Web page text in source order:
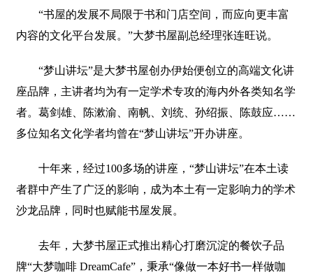
“书屋的发展不局限于书和门店空间，而应向更丰富
内容的文化平台发展。”大梦书屋副总经理张连旺说。
“梦山讲坛”是大梦书屋创办伊始便创立的高端文化讲
座品牌，主讲者均为有一定学术专攻的海内外各类知名学
者。葛剑雄、陈漱渝、南帆、刘统、孙绍振、陈鼓应……
多位知名文化学者均曾在“梦山讲坛”开办讲座。
十年来，经过100多场的讲座，“梦山讲坛”在本土读
者群中产生了广泛的影响，成为本土有一定影响力的学术
沙龙品牌，同时也赋能书屋发展。
去年，大梦书屋正式推出精心打磨沉淀的餐饮子品
牌“大梦咖啡 DreamCafe”，秉承“像做一本好书一样做咖